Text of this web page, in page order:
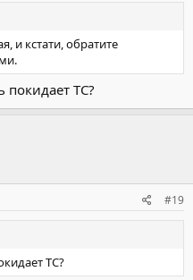
и кстати, обратите
покидает ТС?
#19
ТС?